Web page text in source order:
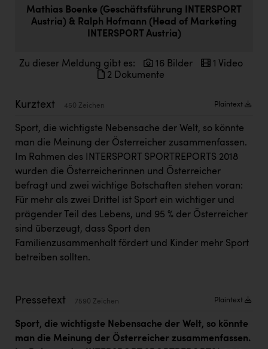
Doppler Gruppe
Fristads Austria
IFE Austria GmbH
Immotech
INTERSPAR
INTERSPORT Austria
Jesolo
Jane Goodall Institute Austria
Karin Liedl
KEBA
KIWI Kinderwunsch Institut Dr. Loimer
Mathias Boenke (Geschäftsführung INTERSPORT
Austria) & Ralph Hofmann (Head of Marketing
INTERSPORT Austria)
Zu dieser Meldung gibt es: 16 Bilder
1 Video
2 Dokumente
Kurztext 450 Zeichen Plaintext
Sport, die wichtigste Nebensache der Welt, so könnte
man die Meinung der Österreicher zusammenfassen.
Im Rahmen des INTERSPORT SPORTREPORTS 2018
wurden die Österreicherinnen und Österreicher
befragt und zwei wichtige Botschaften stehen voran:
Für mehr als zwei Drittel ist Sport ein wichtiger und
prägender Teil des Lebens, und 95 % der Österreicher
sind überzeugt, dass Sport den
Familienzusammenhalt fördert und Kinder mehr Sport
betreiben sollten.
Pressetext 7590 Zeichen Plaintext
Sport, die wichtigste Nebensache der Welt, so könnte
man die Meinung der Österreicher zusammenfassen.